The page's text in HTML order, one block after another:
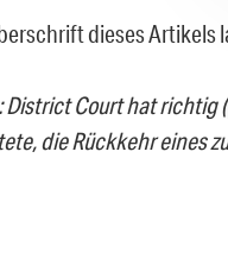
dieses Artikels
District Court hat richtig (
die Rückkehr eines